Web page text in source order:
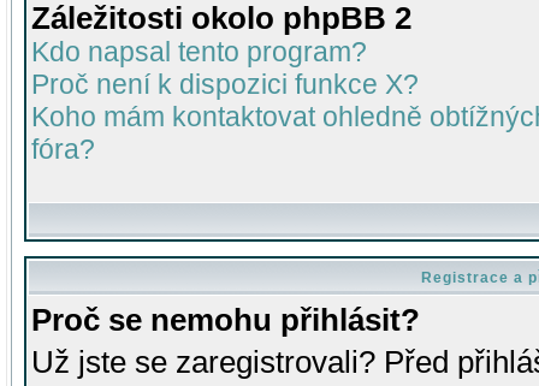
Záležitosti okolo phpBB 2
Kdo napsal tento program?
Proč není k dispozici funkce X?
Koho mám kontaktovat ohledně
fóra?
Registrace a
Proč se nemohu přihlásit?
Už jste se zaregistrovali? Před